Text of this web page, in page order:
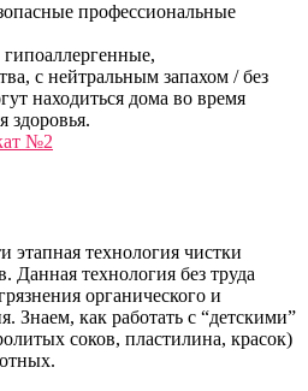
профессиональные
с нейтральным запахом / без
находиться дома во время
здоровья.
№2
этапная технология чистки
Данная технология без труда
органического и
Знаем, как работать с “детскими”
соков, пластилина, красок)